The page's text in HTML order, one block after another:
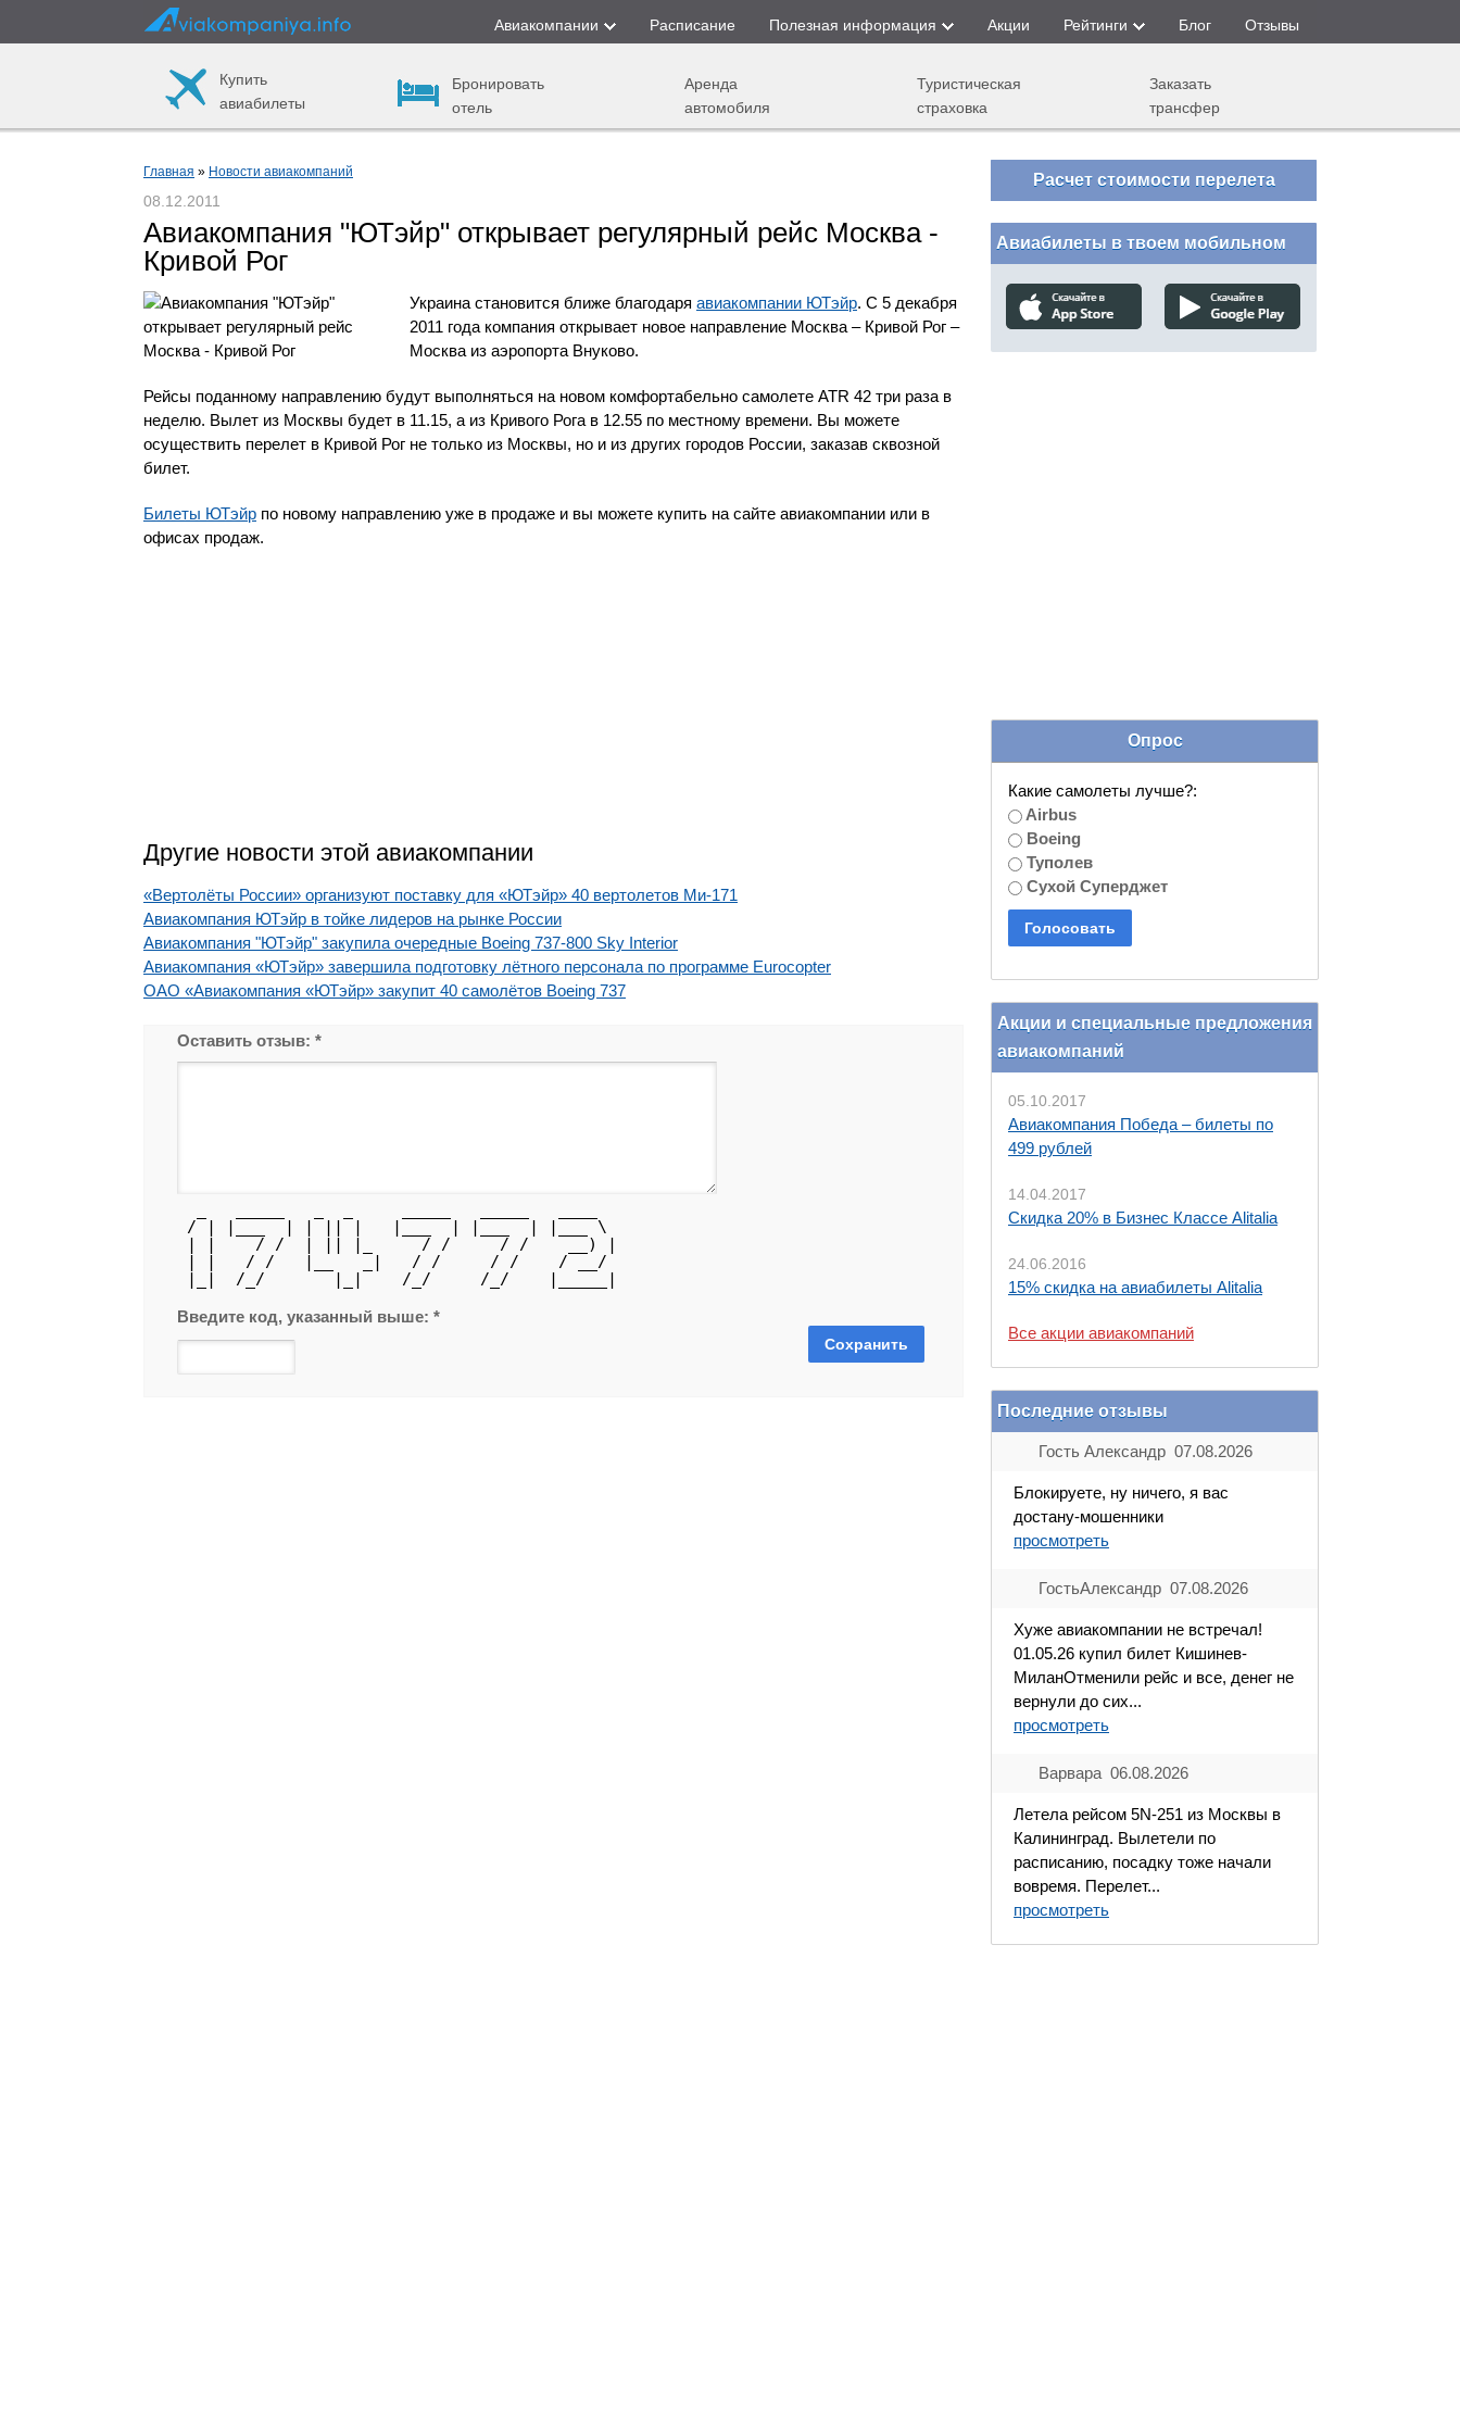
Авиакомпании Расписание Полезная информация Акции Рейтинги Блог Отзывы
Купить
авиабилеты
Бронировать
отель
Аренда
автомобиля
Туристическая
страховка
Заказать
трансфер
Главная » Новости авиакомпаний
08.12.2011
Авиакомпания "ЮТэйр" открывает регулярный рейс Москва -
Кривой Рог
Украина становится ближе благодаря авиакомпании ЮТэйр. С 5 декабря
2011 года компания открывает новое направление Москва – Кривой Рог –
Москва из аэропорта Внуково.
Рейсы поданному направлению будут выполняться на новом комфортабельно самолете ATR 42 три раза в
неделю. Вылет из Москвы будет в 11.15, а из Кривого Рога в 12.55 по местному времени. Вы можете
осуществить перелет в Кривой Рог не только из Москвы, но и из других городов России, заказав сквозной
билет.
Билеты ЮТэйр по новому направлению уже в продаже и вы можете купить на сайте авиакомпании или в
офисах продаж.
Другие новости этой авиакомпании
«Вертолёты России» организуют поставку для «ЮТэйр» 40 вертолетов Ми-171
Авиакомпания ЮТэйр в тойке лидеров на рынке России
Авиакомпания "ЮТэйр" закупила очередные Boeing 737-800 Sky Interior
Авиакомпания «ЮТэйр» завершила подготовку лётного персонала по программе Eurocopter
ОАО «Авиакомпания «ЮТэйр» закупит 40 самолётов Boeing 737
Оставить отзыв: *
/ | |___  | | || |   |___  | |___  | |___ \
| |    / /  | || |_     / /     / /    __) |
| |   / /   |__   _|   / /     / /    / __/
|_|  /_/       |_|    /_/     /_/    |_____|
Введите код, указанный выше: *
Расчет стоимости перелета
Авиабилеты в твоем мобильном
Опрос
Какие самолеты лучше?:
Airbus
Boeing
Туполев
Сухой Суперджет
Акции и специальные предложения
авиакомпаний
05.10.2017
Авиакомпания Победа – билеты по
499 рублей
14.04.2017
Скидка 20% в Бизнес Классе Alitalia
24.06.2016
15% скидка на авиабилеты Alitalia
Все акции авиакомпаний
Последние отзывы
Гость Александр 07.08.2026
Блокируете, ну ничего, я вас
достану-мошенники
просмотреть
ГостьАлександр 07.08.2026
Хуже авиакомпании не встречал!
01.05.26 купил билет Кишинев-
МиланОтменили рейс и все, денег не
вернули до сих...
просмотреть
Варвара 06.08.2026
Летела рейсом 5N-251 из Москвы в
Калининград. Вылетели по
расписанию, посадку тоже начали
вовремя. Перелет...
просмотреть